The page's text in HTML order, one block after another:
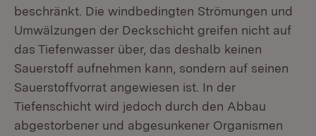
beschränkt. Die windbedingten Strömungen und
Umwälzungen der Deckschicht greifen nicht auf
das Tiefenwasser über, das deshalb keinen
Sauerstoff aufnehmen kann, sondern auf seinen
Sauerstoffvorrat angewiesen ist. In der
Tiefenschicht wird jedoch durch den Abbau
abgestorbener und abgesunkener Organismen